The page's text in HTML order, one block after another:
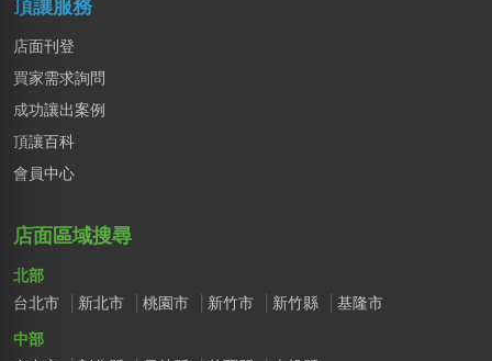
頂讓服務
店面刊登
買家需求詢問
成功讓出案例
頂讓百科
會員中心
店面區域搜尋
北部
台北市
新北市 桃園市 新竹市 新竹縣
基隆市
中部